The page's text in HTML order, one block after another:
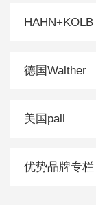
HAHN+KOLB
德国Walther
美国pall
优势品牌专栏